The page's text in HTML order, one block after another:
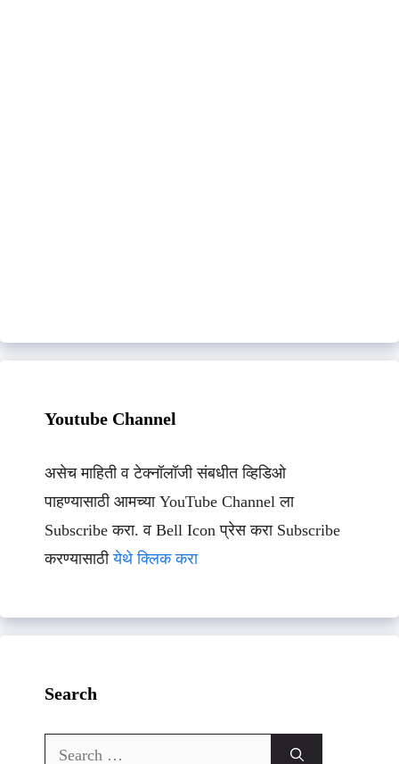
Youtube Channel
असेच माहिती व टेक्नॉलॉजी संबधीत व्हिडिओ
पाहण्यासाठी आमच्या YouTube Channel ला
Subscribe करा. व Bell Icon प्रेस करा Subscribe
करण्यासाठीयेथे क्लिक करा
Search
Search